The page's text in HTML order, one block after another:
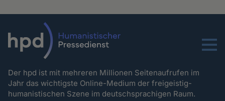
Menu
Der hpd ist mit mehreren Millionen Seitenaufrufen im
Jahr das wichtigste Online-Medium der freigeistig-
humanistischen Szene im deutschsprachigen Raum.